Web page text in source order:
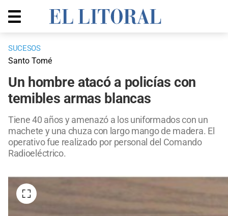
SUCESOS
Santo Tomé
Un hombre atacó a policías con
temibles armas blancas
Tiene 40 años y amenazó a los uniformados con un
machete y una chuza con largo mango de madera. El
operativo fue realizado por personal del Comando
Radioeléctrico.